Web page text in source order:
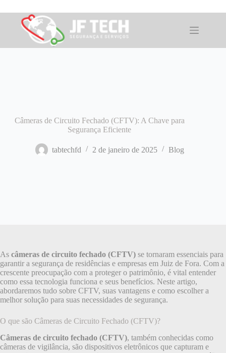
para
conteúdo
Câmeras de Circuito Fechado (CFTV): A Chave para
Segurança Eficiente
tabtechfd 2 de janeiro de 2025 Blog
As câmeras de circuito fechado (CFTV) se tornaram essenciais para
garantir a segurança de residências e empresas em Juiz de Fora. Com a
crescente preocupação com a proteger o patrimônio, é vital entender
como essa tecnologia funciona e seus benefícios. Neste artigo,
abordaremos tudo sobre CFTV, suas vantagens e como escolher a
melhor solução para suas necessidades de segurança.
O que são Câmeras de Circuito Fechado (CFTV)?
Câmeras de circuito fechado (CFTV), também conhecidas como
câmeras de vigilância, são dispositivos eletrônicos que capturam e